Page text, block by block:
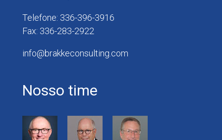
Telefone: 336-396-3916
Fax: 336-283-2922
info@brakkeconsulting.com
Nosso time